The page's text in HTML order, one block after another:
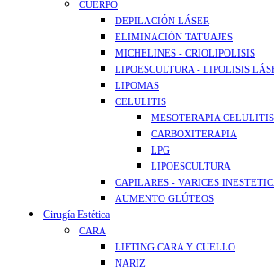
CUERPO
DEPILACIÓN LÁSER
ELIMINACIÓN TATUAJES
MICHELINES - CRIOLIPOLISIS
LIPOESCULTURA - LIPOLISIS
LIPOMAS
CELULITIS
MESOTERAPIA CELULITIS
CARBOXITERAPIA
LPG
LIPOESCULTURA
CAPILARES - VARICES
AUMENTO GLÚTEOS
Cirugía Estética
CARA
LIFTING CARA Y CUELLO
NARIZ